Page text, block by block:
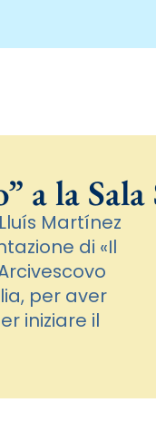
a la Sala
Martínez
di «Il
per aver
iniziare il